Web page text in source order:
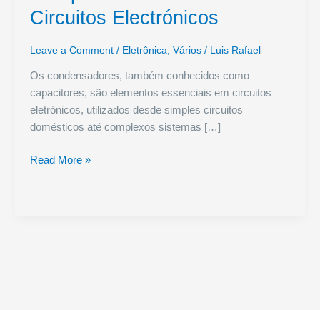
Circuitos Electrónicos
Leave a Comment / Eletrônica, Vários/ Luis Rafael
Os condensadores, também conhecidos como
capacitores, são elementos essenciais em circuitos
eletrónicos, utilizados desde simples circuitos
domésticos até complexos sistemas […]
Condensadores:
Read More »